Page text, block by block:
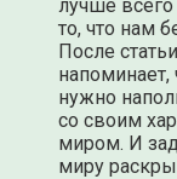
лучше
то, что нам
После
нужно
со своим
миром. И
миру